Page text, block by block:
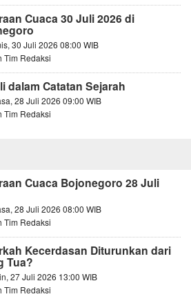
Cuaca 30 Juli 2026 di
30 Juli 2026 08:00 WIB
Tim Redaksi
dalam Catatan Sejarah
28 Juli 2026 09:00 WIB
Tim Redaksi
Cuaca Bojonegoro 28 Juli
28 Juli 2026 08:00 WIB
Tim Redaksi
Kecerdasan Diturunkan dari
Tua?
27 Juli 2026 13:00 WIB
Tim Redaksi